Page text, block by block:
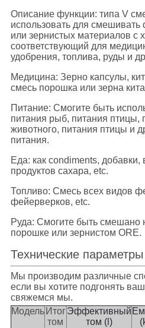
Описание функции: типа V
использовать для
или зернистых материалов с
соответствующий для
удобрения, топлива, руды и
Медицина: Зерно капсулы,
смесь порошка или зерна
Питание: Смогите быть
питания рыб, питания птицы,
животного, питания птицы и
питания.
Еда: как condiments,
продуктов сахара, etc.
Топливо: Смесь всех видов
фейерверков, etc.
Руда: Смогите быть смешано
порошке или зернистом ORE.
Технические параметры
Мы производим различные
если вы хотите подгонять
свяжемся мы.
Модель Итог
том
Эффективный
том (l)